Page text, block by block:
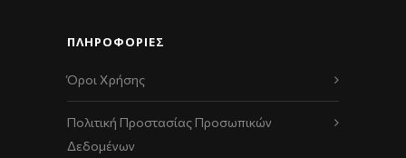
ΠΛΗΡΟΦΟΡΙΕΣ
Όροι Χρήσης
Πολιτική Προστασίας Προσωπικών
Δεδομένων